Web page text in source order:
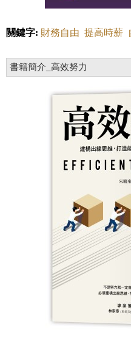
關鍵字: 財務自由 提高時薪
書籍簡介_高效努力